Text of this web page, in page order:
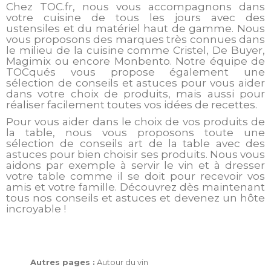
Chez TOC.fr, nous vous accompagnons dans
votre cuisine de tous les jours avec des
ustensiles et du matériel haut de gamme. Nous
vous proposons des marques très connues dans
le milieu de la cuisine comme Cristel, De Buyer,
Magimix ou encore Monbento. Notre équipe de
TOCqués vous propose également une
sélection de conseils et astuces pour vous aider
dans votre choix de produits, mais aussi pour
réaliser facilement toutes vos idées de recettes.
Pour vous aider dans le choix de vos produits de
la table, nous vous proposons toute une
sélection de conseils art de la table avec des
astuces pour bien choisir ses produits. Nous vous
aidons par exemple à servir le vin et à dresser
votre table comme il se doit pour recevoir vos
amis et votre famille. Découvrez dès maintenant
tous nos conseils et astuces et devenez un hôte
incroyable !
Autres pages : Autour du vin